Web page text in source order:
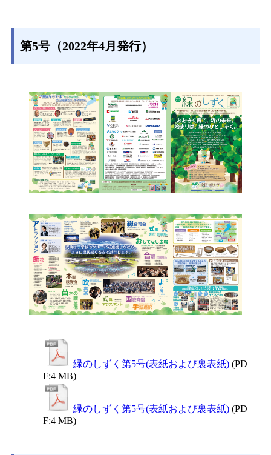
第5号（2022年4月発行）
緑のしずく第5号(表紙および裏表紙) (PD
F:4 MB)
緑のしずく第5号(表紙および裏表紙) (PD
F:4 MB)